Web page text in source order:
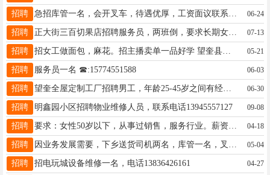
招聘 06-24
招聘 正大街三百切果店招聘服务员，两班倒，要求长期女，年龄25-45之间，电话18145559166 07-13
招聘 招女工做面包，麻花。招主播卖单一品好学 望奎县北五路15846680087 05-21
招聘 服务员一名 ☎:15774551588 06-03
招聘 望奎全屋定制工厂招聘男工，年龄25-45岁之间有经验者优，工资3500-5000之间，待遇优厚，长年活保11个月活，有意者联系18745896111 06-30
招聘 明鑫园小区招聘物业维修人员，联系电话13945557127 09-08
招聘 04-18
招聘 05-04
招聘 招电玩城设备维修一名，电话13836426161 04-27